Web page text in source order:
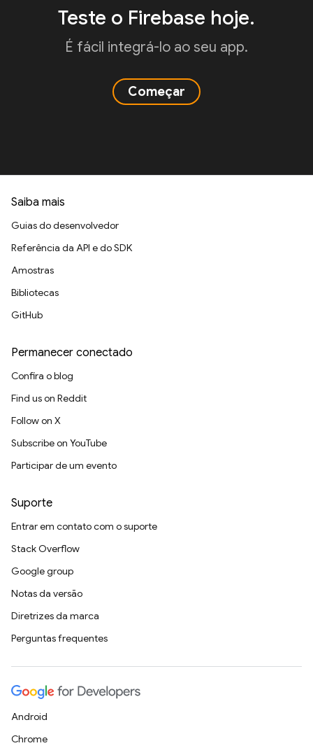
Teste o Firebase hoje.
É fácil integrá-lo ao seu app.
Começar
Saiba mais
Guias do desenvolvedor
Referência da API e do SDK
Amostras
Bibliotecas
GitHub
Permanecer conectado
Confira o blog
Find us on Reddit
Follow on X
Subscribe on YouTube
Participar de um evento
Suporte
Entrar em contato com o suporte
Stack Overflow
Google group
Notas da versão
Diretrizes da marca
Perguntas frequentes
Android
Chrome